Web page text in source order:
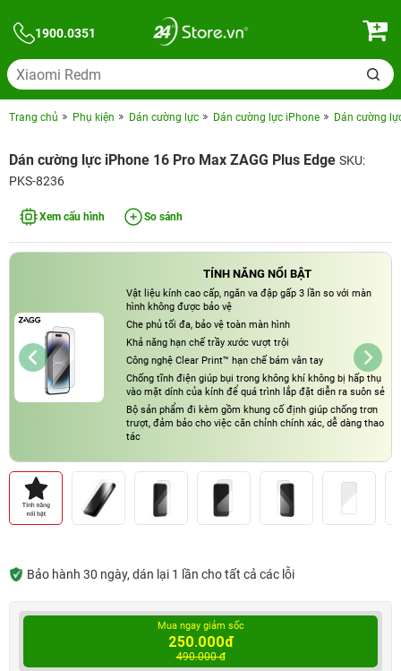
1900.0351
Trang chủ Phụ kiện Dán cường lực Dán cường lực iPhone Dán cường
Dán cường lực iPhone 16 Pro Max ZAGG Plus Edge SKU:
PKS-8236
Xem cấu hình So sánh
TÍNH NĂNG NỔI BẬT
Vật liệu kính cao cấp, ngăn va đập gấp 3 lần so với màn
hình không được bảo vệ
Che phủ tối đa, bảo vệ toàn màn hình
Khả năng hạn chế trầy xước vượt trội
Công nghệ Clear Print™ hạn chế bám vân tay
Chống tĩnh điện giúp bụi trong không khí không bị hấp thụ
vào mặt dính của kính để quá trình lắp đặt diễn ra suôn sẻ
Bộ sản phẩm đi kèm gồm khung cố định giúp chống trơn
trượt, đảm bảo cho việc căn chỉnh chính xác, dễ dàng thao
tác
Bảo hành 30 ngày, dán lại 1 lần cho tất cả các lỗi
Mua ngay giảm sốc
250.000đ
490.000 đ